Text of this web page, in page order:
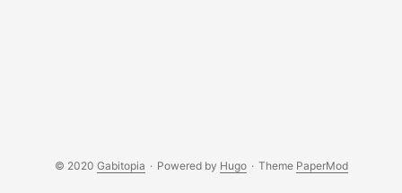
© 2020 Gabitopia · Powered by Hugo · Theme PaperMod